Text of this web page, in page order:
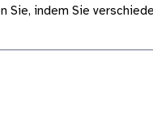
Sie, indem Sie